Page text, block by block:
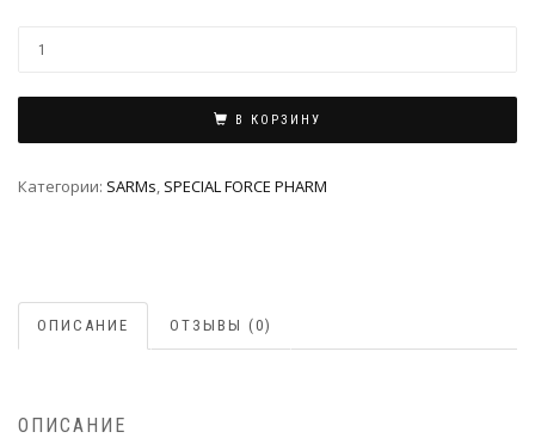
В КОРЗИНУ
Категории: SARMs, SPECIAL FORCE PHARM
ОПИСАНИЕ ОТЗЫВЫ (0)
ОПИСАНИЕ